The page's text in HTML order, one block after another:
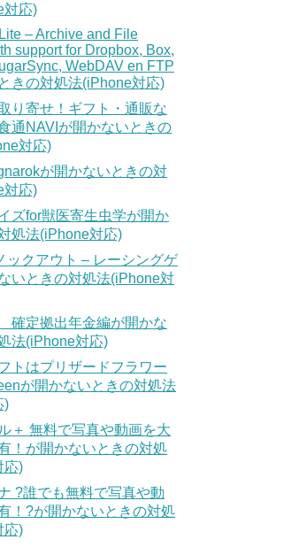
対応)
– Archive and File
support for Dropbox, Box,
WebDAV en FTP
きの対処法(iPhone対応)
り寄せ！ギフト・通販な
通NAVIが開かないときの
対応)
が開かないときの対
対応)
ズfor獣医寄生虫学が開か
処法(iPhone対応)
ックアウト – レーシングゲ
いときの対処法(iPhone対
確定拠出年金編が開かな
法(iPhone対応)
トはプリザードフラワー
が開かないときの対処法
)
＋ 無料で写真や動画を大
！が開かないときの対処
応)
?誰でも無料で写真や動
！?が開かないときの対処
応)